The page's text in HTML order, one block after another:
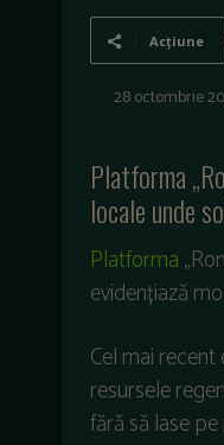
Acțiune
28 octombrie
Platforma
locale unde
Platforma
evidențiază
Cel mai
resursele
fără să lase